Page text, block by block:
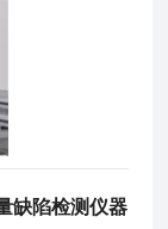
缺陷检测仪器